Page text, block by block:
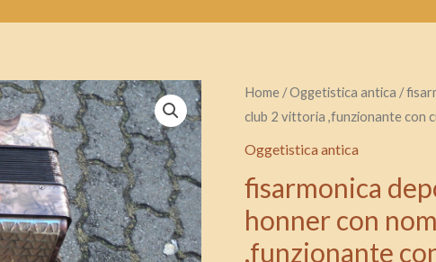
Home /Oggetistica antica /
club 2 vittoria ,funzionante con
Oggetistica antica
fisarmonica
honner con
,funzionante
fisarmonica
depoca
a
di
marca
honner